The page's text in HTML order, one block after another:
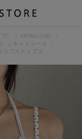
）
SPIRALGIRL
キャミソール
ンブルトップス